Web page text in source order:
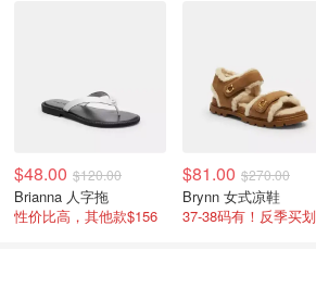
$48.00 $120.00
Brianna 人字拖
性价比高，其他款$156
$81.00 $270.00
Brynn 女式凉鞋
37-38码有！反季买